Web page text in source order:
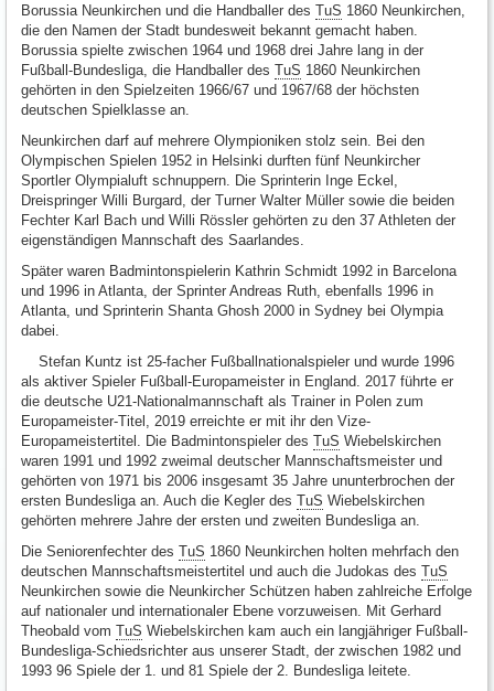
Borussia Neunkirchen und die Handballer des TuS 1860 Neunkirchen,
die den Namen der Stadt bundesweit bekannt gemacht haben.
Borussia spielte zwischen 1964 und 1968 drei Jahre lang in der
Fußball-Bundesliga, die Handballer des TuS 1860 Neunkirchen
gehörten in den Spielzeiten 1966/67 und 1967/68 der höchsten
deutschen Spielklasse an.
Neunkirchen darf auf mehrere Olympioniken stolz sein. Bei den
Olympischen Spielen 1952 in Helsinki durften fünf Neunkircher
Sportler Olympialuft schnuppern. Die Sprinterin Inge Eckel,
Dreispringer Willi Burgard, der Turner Walter Müller sowie die beiden
Fechter Karl Bach und Willi Rössler gehörten zu den 37 Athleten der
eigenständigen Mannschaft des Saarlandes.
Später waren Badmintonspielerin Kathrin Schmidt 1992 in Barcelona
und 1996 in Atlanta, der Sprinter Andreas Ruth, ebenfalls 1996 in
Atlanta, und Sprinterin Shanta Ghosh 2000 in Sydney bei Olympia
dabei.
Stefan Kuntz ist 25-facher Fußballnationalspieler und wurde 1996
als aktiver Spieler Fußball-Europameister in England. 2017 führte er
die deutsche U21-Nationalmannschaft als Trainer in Polen zum
Europameister-Titel, 2019 erreichte er mit ihr den Vize-
Europameistertitel. Die Badmintonspieler des TuS Wiebelskirchen
waren 1991 und 1992 zweimal deutscher Mannschaftsmeister und
gehörten von 1971 bis 2006 insgesamt 35 Jahre ununterbrochen der
ersten Bundesliga an. Auch die Kegler des TuS Wiebelskirchen
gehörten mehrere Jahre der ersten und zweiten Bundesliga an.
Die Seniorenfechter des TuS 1860 Neunkirchen holten mehrfach den
deutschen Mannschaftsmeistertitel und auch die Judokas des TuS
Neunkirchen sowie die Neunkircher Schützen haben zahlreiche Erfolge
auf nationaler und internationaler Ebene vorzuweisen. Mit Gerhard
Theobald vom TuS Wiebelskirchen kam auch ein langjähriger Fußball-
Bundesliga-Schiedsrichter aus unserer Stadt, der zwischen 1982 und
1993 96 Spiele der 1. und 81 Spiele der 2. Bundesliga leitete.